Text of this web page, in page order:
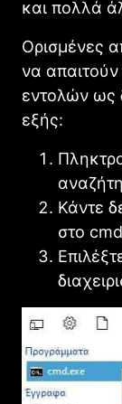
και πολλά
Ορισμένες
να
εντολών ως
εξής:
Κάντε
στο